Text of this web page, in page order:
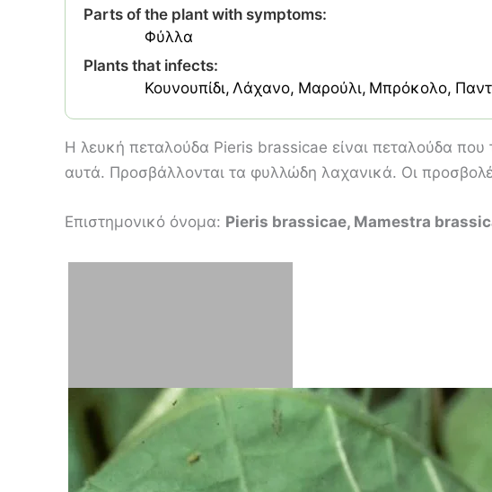
Parts of the plant with symptoms:
Φύλλα
Plants that infects:
Κουνουπίδι Λάχανο Μαρούλι Μπρόκολο
H λευκή πεταλούδα Pieris brassicae είναι πεταλούδα
αυτά. Προσβάλλονται τα φυλλώδη λαχανικά. Οι
Επιστημονικό όνομα: Pieris brassicae, Mamestra